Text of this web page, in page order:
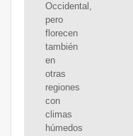
Occidental,
pero
florecen
también
en
otras
regiones
con
climas
húmedos